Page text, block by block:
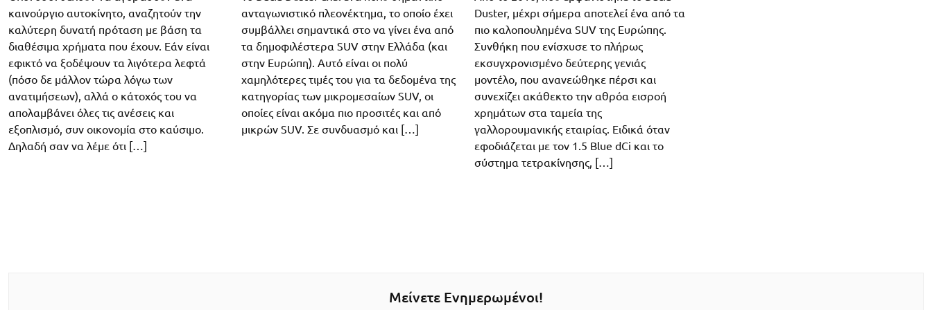
καινούργιο αυτοκίνητο, αναζητούν την
καλύτερη δυνατή πρόταση με βάση τα
διαθέσιμα χρήματα που έχουν. Εάν είναι
εφικτό να ξοδέψουν τα λιγότερα λεφτά
(πόσο δε μάλλον τώρα λόγω των
ανατιμήσεων), αλλά ο κάτοχός του να
απολαμβάνει όλες τις ανέσεις και
εξοπλισμό, συν οικονομία στο καύσιμο.
Δηλαδή σαν να λέμε ότι […]
ανταγωνιστικό πλεονέκτημα, το οποίο έχει
συμβάλλει σημαντικά στο να γίνει ένα από
τα δημοφιλέστερα SUV στην Ελλάδα (και
στην Ευρώπη). Αυτό είναι οι πολύ
χαμηλότερες τιμές του για τα δεδομένα της
κατηγορίας των μικρομεσαίων SUV, οι
οποίες είναι ακόμα πιο προσιτές και από
μικρών SUV. Σε συνδυασμό και […]
Duster, μέχρι σήμερα αποτελεί ένα από τα
πιο καλοπουλημένα SUV της Ευρώπης.
Συνθήκη που ενίσχυσε το πλήρως
εκσυγχρονισμένο δεύτερης γενιάς
μοντέλο, που ανανεώθηκε πέρσι και
συνεχίζει ακάθεκτο την αθρόα εισροή
χρημάτων στα ταμεία της
γαλλορουμανικής εταιρίας. Ειδικά όταν
εφοδιάζεται με τον 1.5 Blue dCi και το
σύστημα τετρακίνησης, […]
Μείνετε Ενημερωμένοι!